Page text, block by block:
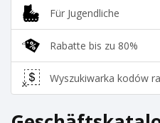
Für Jugendliche
Rabatte bis zu 80%
Wyszukiwarka kodów